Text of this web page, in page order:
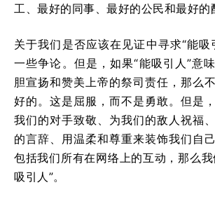
工、最好的同事、最好的公民和最好的
关于我们是否应该在见证中寻求“能吸
一些争论。但是，如果“能吸引人”意
胆宣扬和赞美上帝的祭司责任，那么
好的。这是屈服，而不是勇敢。但是
我们的对手致敬、为我们的敌人祝福
的言辞、用温柔和尊重来装饰我们自
包括我们所有在网络上的互动，那么
吸引人”。